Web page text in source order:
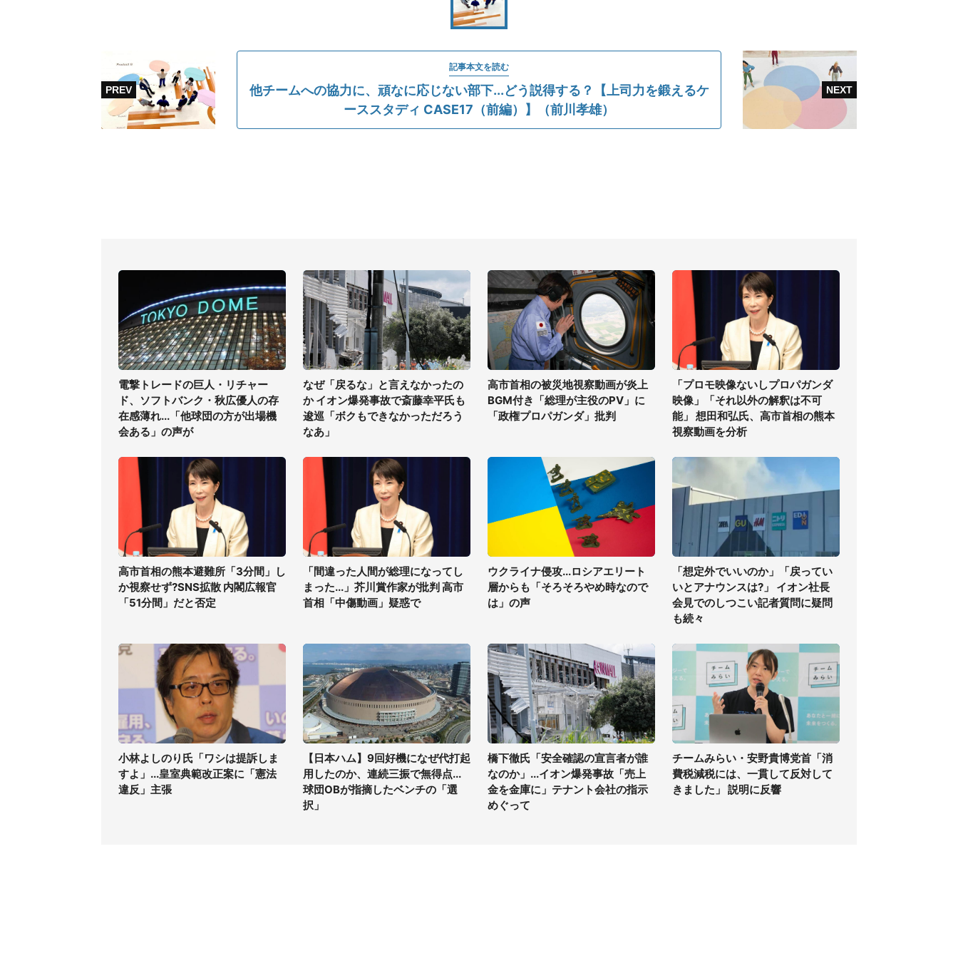
記事本文を読む
他チームへの協力に、頑なに応じない部下...どう説得する？【上司力を鍛えるケ
ーススタディ CASE17（前編）】（前川孝雄）
電撃トレードの巨人・リチャー
ド、ソフトバンク・秋広優人の存
在感薄れ...「他球団の方が出場機
会ある」の声が
なぜ「戻るな」と言えなかったの
か イオン爆発事故で斎藤幸平氏も
逡巡「ボクもできなかっただろう
なあ」
高市首相の被災地視察動画が炎上
BGM付き「総理が主役のPV」に
「政権プロパガンダ」批判
「プロモ映像ないしプロパガンダ
映像」「それ以外の解釈は不可
能」 想田和弘氏、高市首相の熊本
視察動画を分析
高市首相の熊本避難所「3分間」し
か視察せず?SNS拡散 内閣広報官
「51分間」だと否定
「間違った人間が総理になってし
まった...」芥川賞作家が批判 高市
首相「中傷動画」疑惑で
ウクライナ侵攻...ロシアエリート
層からも「そろそろやめ時なので
は」の声
「想定外でいいのか」「戻ってい
いとアナウンスは?」 イオン社長
会見でのしつこい記者質問に疑問
も続々
小林よしのり氏「ワシは提訴しま
すよ」...皇室典範改正案に「憲法
違反」主張
【日本ハム】9回好機になぜ代打起
用したのか、連続三振で無得点...
球団OBが指摘したベンチの「選
択」
橋下徹氏「安全確認の宣言者が誰
なのか」...イオン爆発事故「売上
金を金庫に」テナント会社の指示
めぐって
チームみらい・安野貴博党首「消
費税減税には、一貫して反対して
きました」 説明に反響